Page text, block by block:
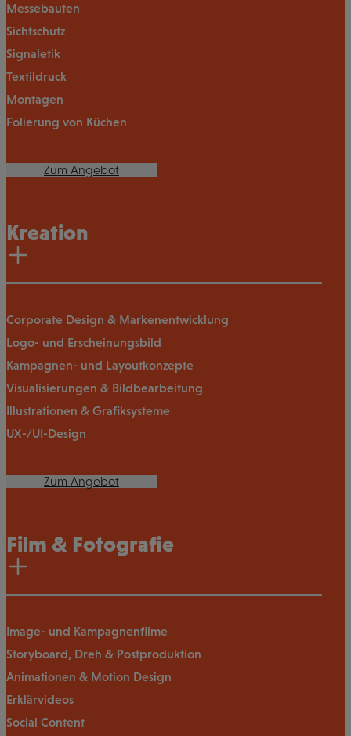
Messebauten
Sichtschutz
Signaletik
Textildruck
Montagen
Folierung von Küchen
Zum Angebot
Kreation
Corporate Design & Markenentwicklung
Logo- und Erscheinungsbild
Kampagnen- und Layoutkonzepte
Visualisierungen & Bildbearbeitung
Illustrationen & Grafiksysteme
UX-/UI-Design
Zum Angebot
Film & Fotografie
Image- und Kampagnenfilme
Storyboard, Dreh & Postproduktion
Animationen & Motion Design
Erklärvideos
Social Content